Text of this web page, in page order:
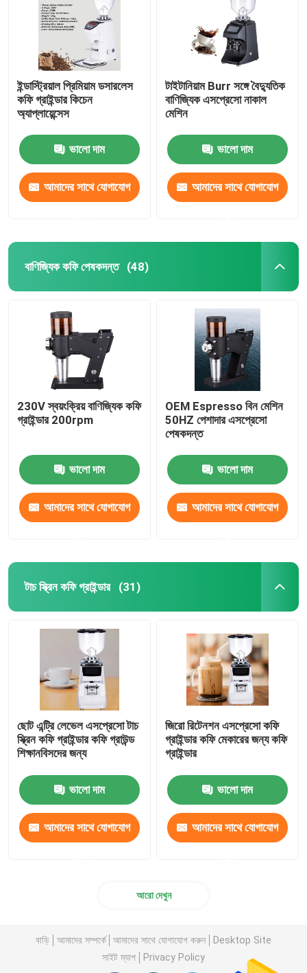
ইন্ডাস্ট্রিয়াল প্রিমিয়াম ডসারলেস
কফি গ্রাইন্ডার কিচেন
অ্যাপ্লায়েন্সেস
ভালো দাম
আমাদের সাথে যোগাযোগ
টাইটানিয়াম Burr সঙ্গে বৈদ্যুতিক
বাণিজ্যিক এসপ্রেসো নাকাল
মেশিন
ভালো দাম
আমাদের সাথে যোগাযোগ
বাণিজ্যিক কফি পেষকদন্ত (48)
230V স্বয়ংক্রিয় বাণিজ্যিক কফি
গ্রাইন্ডার 200rpm
ভালো দাম
আমাদের সাথে যোগাযোগ
OEM Espresso বিন মেশিন
50HZ পেশাদার এসপ্রেসো
পেষকদন্ত
ভালো দাম
আমাদের সাথে যোগাযোগ
টাচ স্ক্রিন কফি গ্রাইন্ডার (31)
ছোট এন্ট্রি লেভেল এসপ্রেসো টাচ
স্ক্রিন কফি গ্রাইন্ডার কফি গ্রাউন্ড
শিক্ষানবিসদের জন্য
ভালো দাম
আমাদের সাথে যোগাযোগ
জিরো রিটেনশন এসপ্রেসো কফি
গ্রাইন্ডার কফি মেকারের জন্য কফি
গ্রাইন্ডার
ভালো দাম
আমাদের সাথে যোগাযোগ
আরো দেখুন
বাড়ি আমাদের সম্পর্কে আমাদের সাথে যোগাযোগ করুন
Desktop Site
সাইট ম্যাপ
Privacy Policy